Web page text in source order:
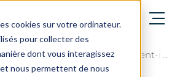
cookies sur votre ordinateur.
pour collecter des
dont vous interagissez
nous permettent de nous
abrir el menú
vos collaborateurs résistent-ils